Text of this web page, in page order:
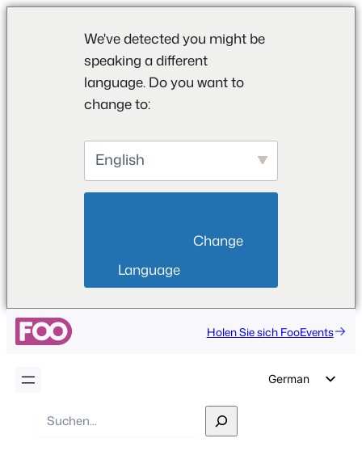
We've detected you might be
speaking a different
language. Do you want to
change to:
English
Language
Holen Sie sich FooEvents
German
Suche